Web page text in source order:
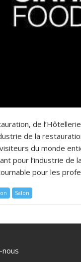
de
de la
du monde
pour l’industrie
pour les
Salon